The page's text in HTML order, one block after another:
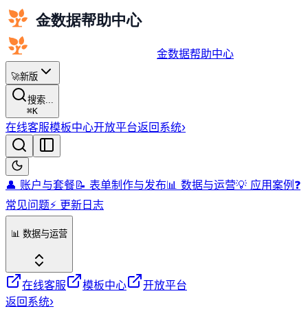
金数据帮助中心
🚀新版
搜索...
⌘K
在线客服模板中心开放平台返回系统›
👤 账户与套餐📝 表单制作与发布📊 数据与运营💡 应用案例 ❓
常见问题⚡️ 更新日志
📊 数据与运营
在线客服 模板中心
开放平台
返回系统›